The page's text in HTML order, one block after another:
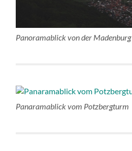
Panoramablick von der Madenburg
Panaramablick vom Potzbergturm